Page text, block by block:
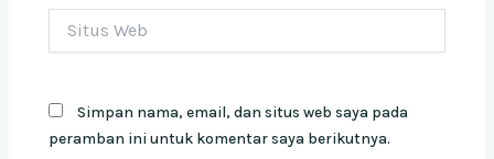
Web
Simpan nama, email, dan situs web saya pada
peramban ini untuk komentar saya berikutnya.